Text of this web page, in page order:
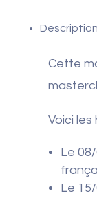
juillet
Description
Cette
Voici les
Le
Le